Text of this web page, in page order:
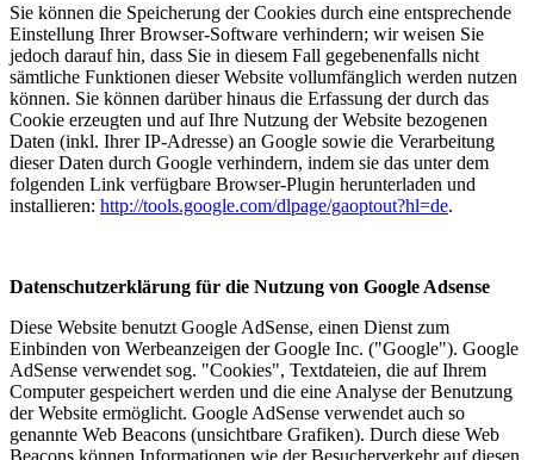
Sie können die Speicherung der Cookies durch eine entsprechende
Einstellung Ihrer Browser-Software verhindern; wir weisen Sie
jedoch darauf hin, dass Sie in diesem Fall gegebenenfalls nicht
sämtliche Funktionen dieser Website vollumfänglich werden nutzen
können. Sie können darüber hinaus die Erfassung der durch das
Cookie erzeugten und auf Ihre Nutzung der Website bezogenen
Daten (inkl. Ihrer IP-Adresse) an Google sowie die Verarbeitung
dieser Daten durch Google verhindern, indem sie das unter dem
folgenden Link verfügbare Browser-Plugin herunterladen und
installieren: http://tools.google.com/dlpage/gaoptout?hl=de.
Datenschutzerklärung für die Nutzung von Google Adsense
Diese Website benutzt Google AdSense, einen Dienst zum
Einbinden von Werbeanzeigen der Google Inc. ("Google"). Google
AdSense verwendet sog. "Cookies", Textdateien, die auf Ihrem
Computer gespeichert werden und die eine Analyse der Benutzung
der Website ermöglicht. Google AdSense verwendet auch so
genannte Web Beacons (unsichtbare Grafiken). Durch diese Web
Beacons können Informationen wie der Besucherverkehr auf diesen